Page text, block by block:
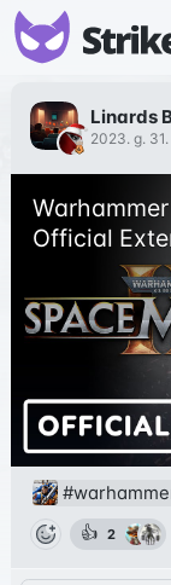
Linards
2023. g.
Official
👍 2